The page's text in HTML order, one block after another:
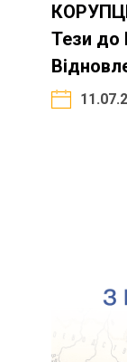
Тези до